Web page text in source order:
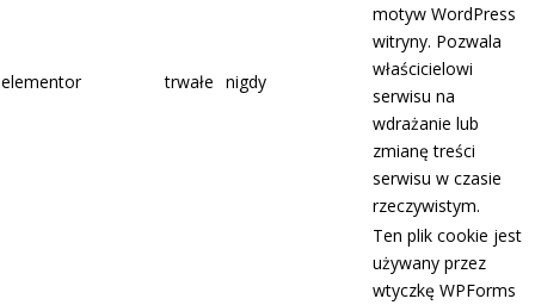
elementor trwałe nigdy
motyw WordPress
witryny. Pozwala
właścicielowi
serwisu na
wdrażanie lub
zmianę treści
serwisu w czasie
rzeczywistym.
Ten plik cookie jest
używany przez
wtyczkę WPForms